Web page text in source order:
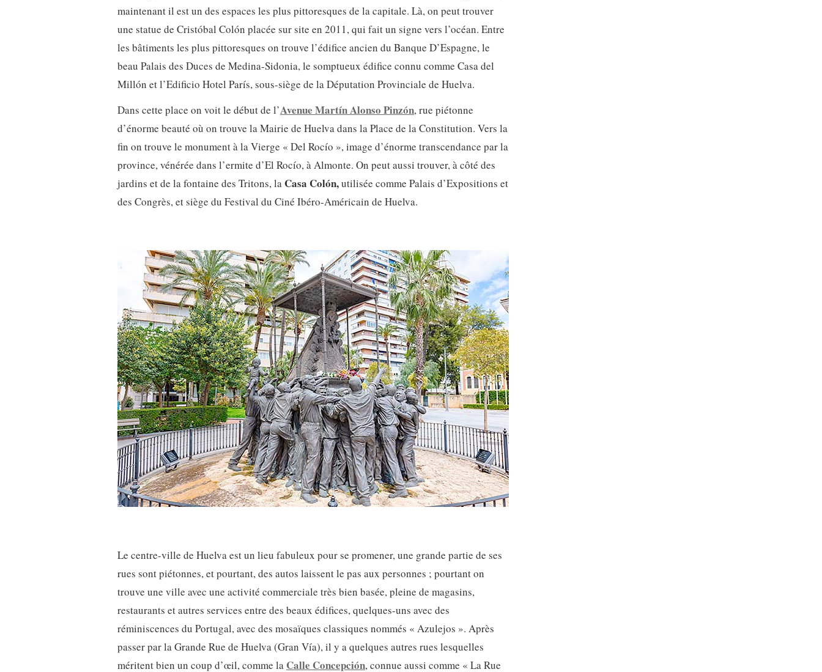
maintenant il est un des espaces les plus pittoresques de la capitale. Là, on peut trouver
une statue de Cristóbal Colón placée sur site en 2011, qui fait un signe vers l’océan. Entre
les bâtiments les plus pittoresques on trouve l’édifice ancien du Banque D’Espagne, le
beau Palais des Duces de Medina-Sidonia, le somptueux édifice connu comme Casa del
Millón et l’Edificio Hotel París, sous-siège de la Députation Provinciale de Huelva.
Dans cette place on voit le début de l’Avenue Martín Alonso Pinzón, rue piétonne
d’énorme beauté où on trouve la Mairie de Huelva dans la Place de la Constitution. Vers la
fin on trouve le monument à la Vierge « Del Rocío », image d’énorme transcendance par la
province, vénérée dans l’ermite d’El Rocío, à Almonte. On peut aussi trouver, à côté des
jardins et de la fontaine des Tritons, la Casa Colón,utilisée comme Palais d’Expositions et
des Congrès, et siège du Festival du Ciné Ibéro-Américain de Huelva.
Le centre-ville de Huelva est un lieu fabuleux pour se promener, une grande partie de ses
rues sont piétonnes, et pourtant, des autos laissent le pas aux personnes ; pourtant on
trouve une ville avec une activité commerciale très bien basée, pleine de magasins,
restaurants et autres services entre des beaux édifices, quelques-uns avec des
réminiscences du Portugal, avec des mosaïques classiques nommés « Azulejos ». Après
passer par la Grande Rue de Huelva (Gran Vía), il y a quelques autres rues lesquelles
méritent bien un coup d’œil, comme la Calle Concepción, connue aussi comme « La Rue